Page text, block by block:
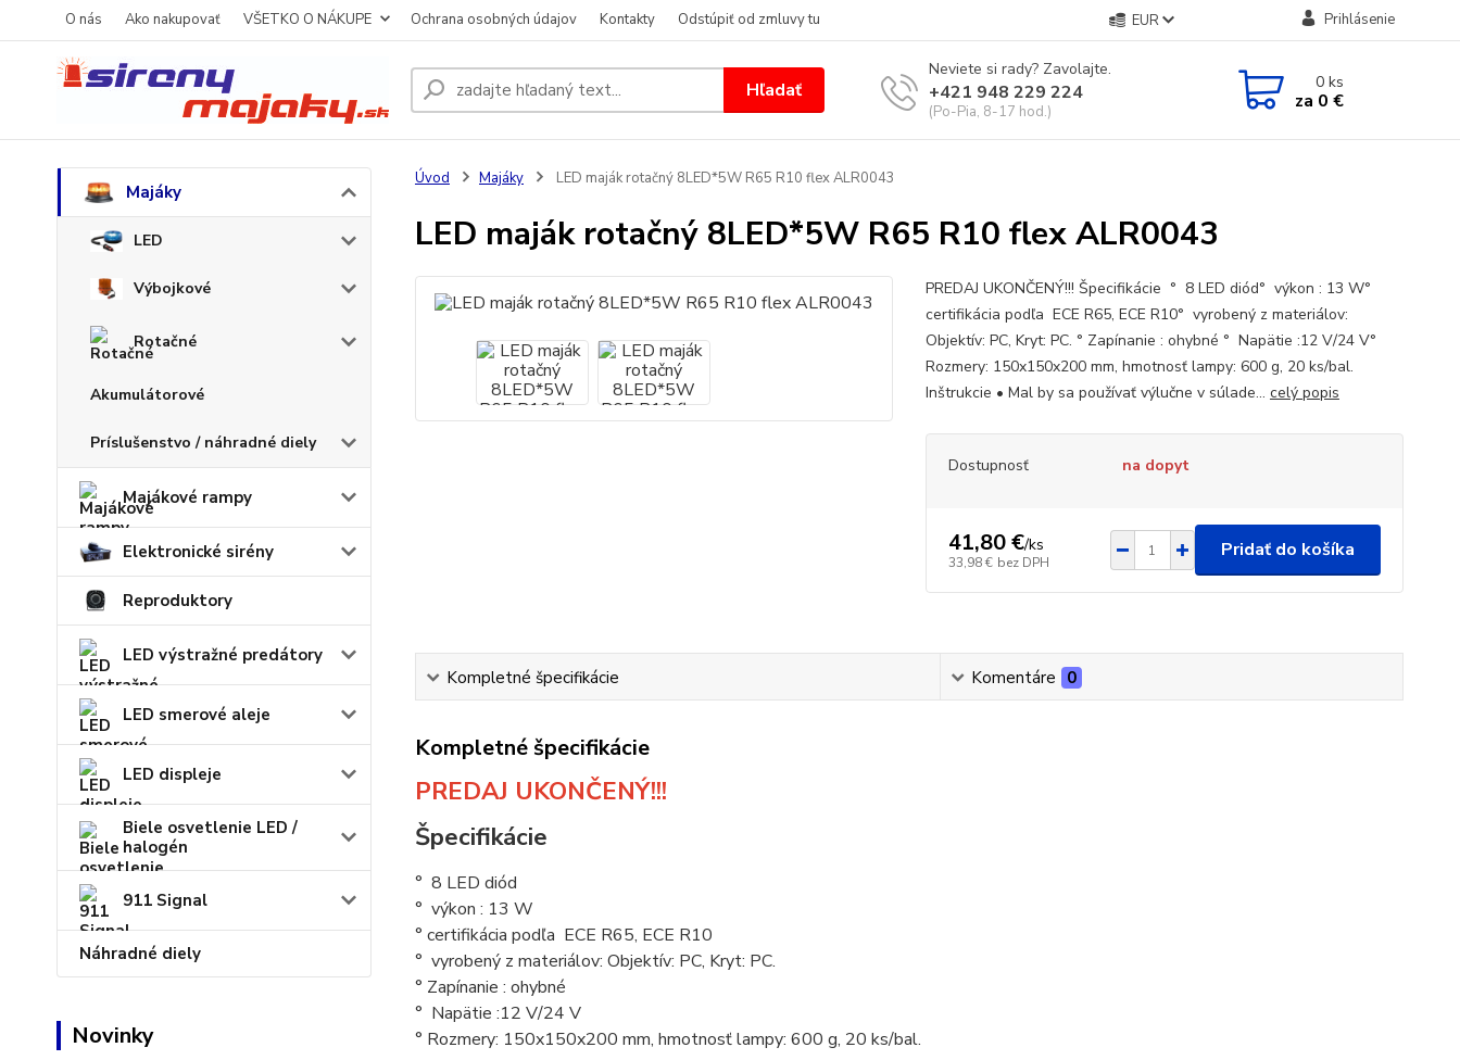
O nás Ako nakupovať VŠETKO O NÁKUPE Ochrana osobných údajov Kontakty Odstúpiť od zmluvy tu EUR Prihlásenie
Hľadať
Neviete si rady? Zavolajte.
+421 948 229 224
(Po-Pia, 8-17 hod.)
0ks
za 0 €
Majáky
LED
Výbojkové
Rotačné
Akumulátorové
Príslušenstvo / náhradné diely
Majákové rampy
Elektronické sirény
Reproduktory
LED výstražné predátory
LED smerové aleje
LED displeje
Biele osvetlenie LED /
halogén
911 Signal
Náhradné diely
Novinky
Úvod Majáky LED maják rotačný 8LED*5W R65 R10 flex ALR0043
LED maják rotačný 8LED*5W R65 R10 flex ALR0043
PREDAJ UKONČENÝ!!! Špecifikácie ° 8 LED diód° výkon : 13 W°
certifikácia podľa ECE R65, ECE R10° vyrobený z materiálov:
Objektív: PC, Kryt: PC. ° Zapínanie : ohybné ° Napätie :12 V/24 V°
Rozmery: 150x150x200 mm, hmotnosť lampy: 600 g, 20 ks/bal.
Inštrukcie • Mal by sa používať výlučne v súlade... celý popis
Dostupnosť na dopyt
41,80 €/ks
33,98 € bez DPH
Pridať do košíka
Kompletné špecifikácie Komentáre 0
Kompletné špecifikácie
PREDAJ UKONČENÝ!!!
Špecifikácie
° 8 LED diód
° výkon : 13 W
° certifikácia podľa ECE R65, ECE R10
° vyrobený z materiálov: Objektív: PC, Kryt: PC.
° Zapínanie : ohybné
° Napätie :12 V/24 V
° Rozmery: 150x150x200 mm, hmotnosť lampy: 600 g, 20 ks/bal.